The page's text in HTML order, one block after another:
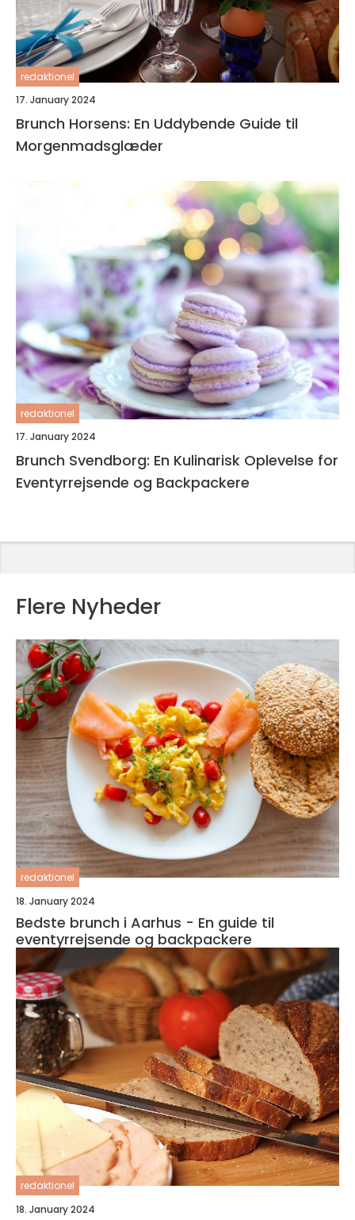
redaktionel
17. January 2024
Brunch Horsens: En Uddybende Guide til
Morgenmadsglæder
redaktionel
17. January 2024
Brunch Svendborg: En Kulinarisk Oplevelse for
Eventyrrejsende og Backpackere
Flere Nyheder
redaktionel
18. January 2024
Bedste brunch i Aarhus - En guide til
eventyrrejsende og backpackere
redaktionel
18. January 2024